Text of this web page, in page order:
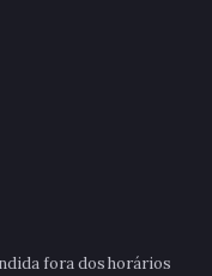
fora dos horários